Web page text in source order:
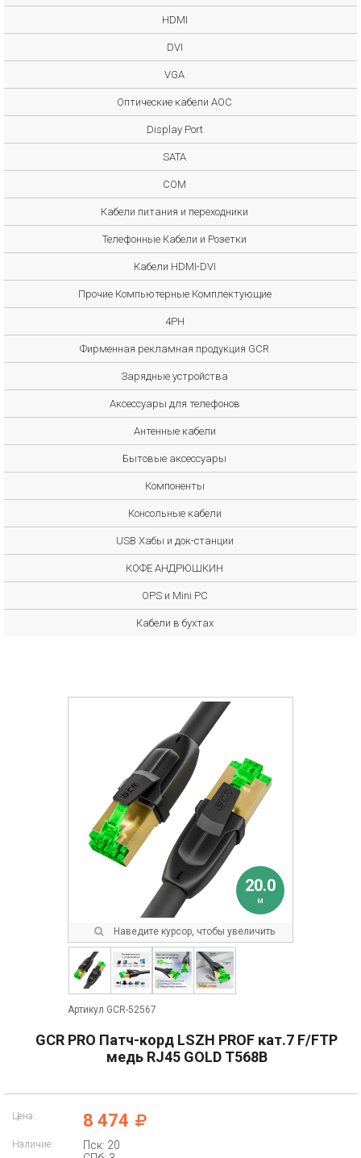
HDMI
DVI
VGA
Оптические кабели AOC
Display Port
SATA
COM
Кабели питания и переходники
Телефонные Кабели и Розетки
Кабели HDMI-DVI
Прочие Компьютерные Комплектующие
4PH
Фирменная рекламная продукция GCR
Зарядные устройства
Аксессуары для телефонов
Антенные кабели
Бытовые аксессуары
Компоненты
Консольные кабели
USB Хабы и док-станции
КОФЕ АНДРЮШКИН
OPS и Mini PC
Кабели в бухтах
20.0
м
Наведите курсор, чтобы увеличить
Артикул GCR-52567
GCR PRO Патч-корд LSZH PROF кат.7 F/FTP
медь RJ45 GOLD T568B
Цена: 8 474
Наличие:
Пск: 20